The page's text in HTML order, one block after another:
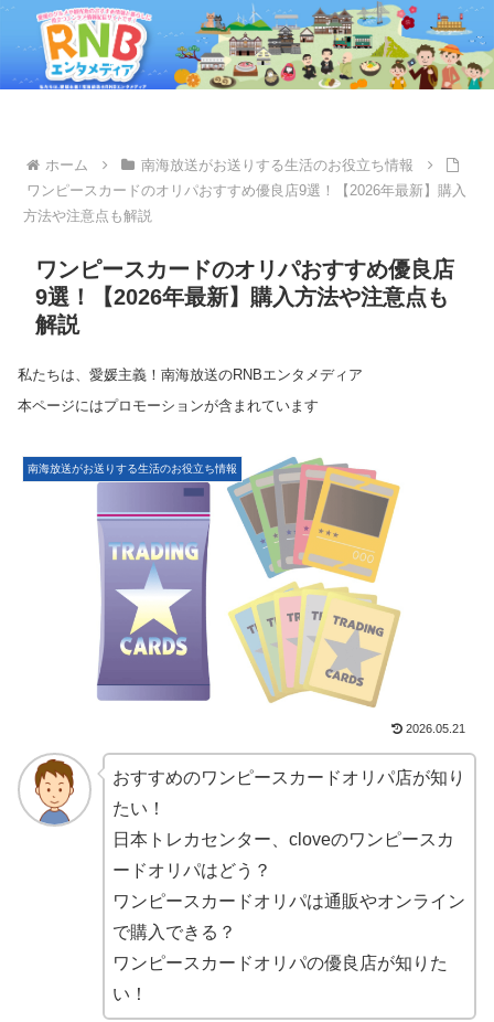
ホーム
南海放送がお送りする生活のお役立ち情報
ワンピースカードのオリパおすすめ優良店9選！【2026年最新】購入
方法や注意点も解説
ワンピースカードのオリパおすすめ優良店
9選！【2026年最新】購入方法や注意点も
解説
私たちは、愛媛主義！南海放送のRNBエンタメディア
本ページにはプロモーションが含まれています
南海放送がお送りする生活のお役立ち情報
2026.05.21
おすすめのワンピースカードオリパ店が知り
たい！
日本トレカセンター、cloveのワンピースカ
ードオリパはどう？
ワンピースカードオリパは通販やオンライン
で購入できる？
ワンピースカードオリパの優良店が知りた
い！